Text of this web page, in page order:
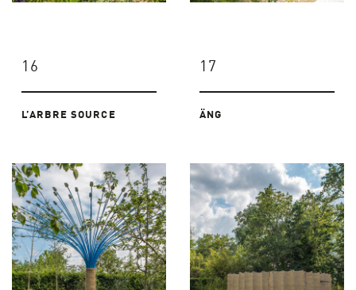
16
L’ARBRE SOURCE
17
ÄNG